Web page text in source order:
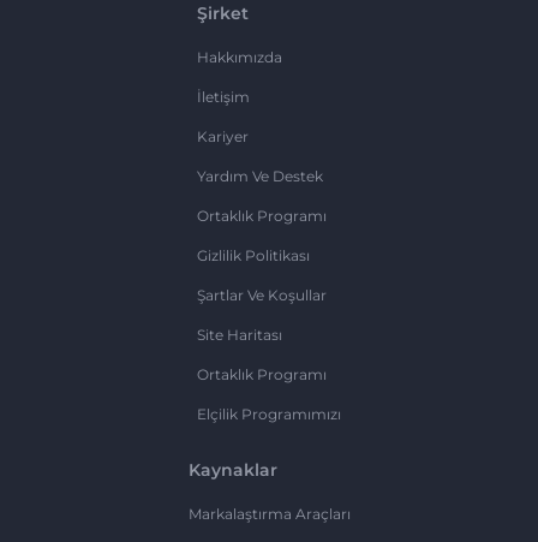
Şirket
Hakkımızda
İletişim
Kariyer
Yardım Ve Destek
Ortaklık Programı
Gizlilik Politikası
Şartlar Ve Koşullar
Site Haritası
Ortaklık Programı
Elçilik Programımızı
Kaynaklar
Markalaştırma Araçları